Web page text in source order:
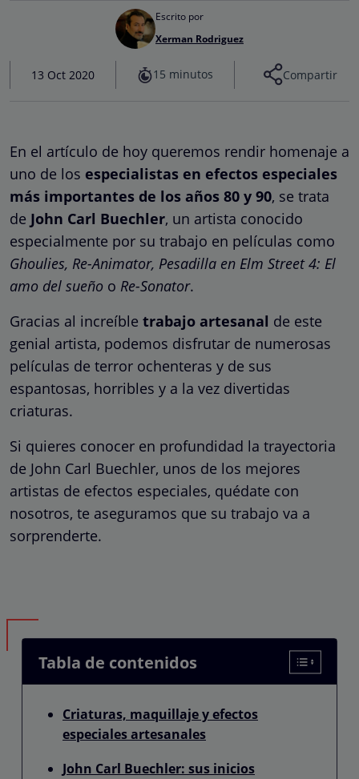
Escrito por
Xerman Rodriguez
13 Oct 2020 15 minutos Compartir
En el artículo de hoy queremos rendir homenaje a
uno de los especialistas en efectos especiales
más importantes de los años 80 y 90, se trata
de John Carl Buechler, un artista conocido
especialmente por su trabajo en películas como
Ghoulies, Re-Animator, Pesadilla en Elm Street 4: El
amo del sueño o Re-Sonator.
Gracias al increíble trabajo artesanal de este
genial artista, podemos disfrutar de numerosas
películas de terror ochenteras y de sus
espantosas, horribles y a la vez divertidas
criaturas.
Si quieres conocer en profundidad la trayectoria
de John Carl Buechler, unos de los mejores
artistas de efectos especiales, quédate con
nosotros, te aseguramos que su trabajo va a
sorprenderte.
Tabla de contenidos
Criaturas, maquillaje y efectos
especiales artesanales
John Carl Buechler: sus inicios